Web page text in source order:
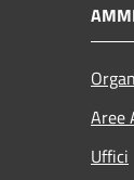
Aree
Uffici